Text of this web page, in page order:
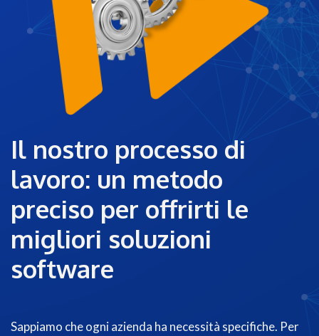
Il nostro processo di
lavoro: un metodo
preciso per offrirti le
migliori soluzioni
software
Sappiamo che ogni azienda ha necessità specifiche. Per